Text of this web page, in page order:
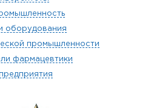
оборудования
промышленности
фармацевтики